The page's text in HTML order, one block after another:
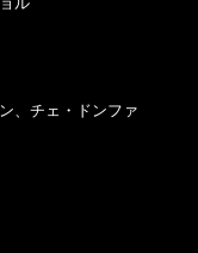
、チェ・ドンファ